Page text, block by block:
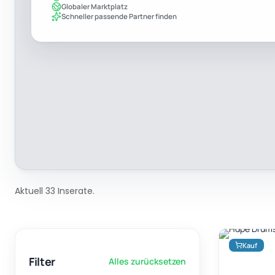
Globaler Marktplatz
Schneller passende Partner finden
Aktuell 33 Inserate.
Filter Alles zurücksetzen
Kauf